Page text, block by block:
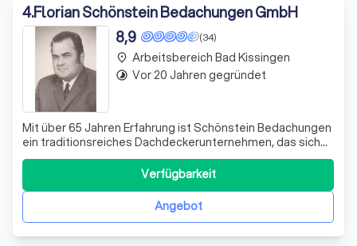
4.Florian Schönstein Bedachungen GmbH
(34)
8,9
Mit über 65 Jahren Erfahrung ist Schönstein Bedachungen
ein traditionsreiches Dachdeckerunternehmen, das sich
durch Generationen hindurch bewährt hat. Unser Sitz ist in
Schweinfurt, und wir sind stolz darauf, das
Dachdeckerhandwerk in der vierten Generation
auszuüben. Unser Leistungsspektrum hat sic
Angebot
Verfügbarkeit
place Arbeitsbereich Bad Kissingen
timelapse Vor 20 Jahren gegründet